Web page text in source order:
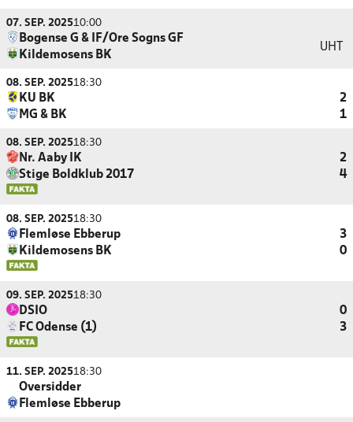
07. SEP. 202510:00
Bogense G & IF/Ore Sogns GF
Kildemosens BK
UHT
08. SEP. 202518:30
KU BK
2
MG & BK
1
08. SEP. 202518:30
Nr. Aaby IK
2
Stige Boldklub 2017
4
08. SEP. 202518:30
Flemløse Ebberup
3
Kildemosens BK
0
09. SEP. 202518:30
DSIO
0
FC Odense (1)
3
11. SEP. 202518:30
Oversidder
Flemløse Ebberup